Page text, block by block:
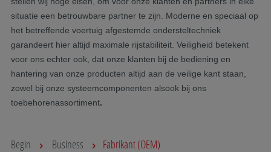
situatie een betrouwbare partner te zijn. Moderne en speciaal op
het betreffende voertuig afgestemde ondersteltechniek
garandeert hier altijd maximale rijstabiliteit. Veiligheid betekent
voor ons echter ook, dat onze klanten bij de bediening en
hantering van onze producten altijd aan de veilige kant staan,
zowel bij onze systeemcomponenten alsook bij ons
toebehorenassortiment.
Begin Business Fabrikant (OEM)